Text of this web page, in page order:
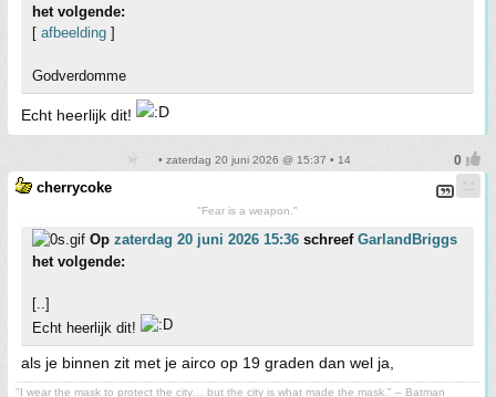
het volgende:
[ afbeelding ]
Godverdomme
Echt heerlijk dit!
• zaterdag 20 juni 2026 @ 15:37 • 14
cherrycoke
"Fear is a weapon."
Op zaterdag 20 juni 2026 15:36 schreef GarlandBriggs
het volgende:
[..]
Echt heerlijk dit!
als je binnen zit met je airco op 19 graden dan wel ja,
"I wear the mask to protect the city… but the city is what made the mask." – Batman